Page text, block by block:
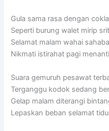
Gula sama rasa dengan
Seperti burung walet mirip
Selamat malam wahai
Nikmati istirahat pagi menanti
Suara gemuruh pesawat
Terganggu kodok sedang
Gelap malam diterangi
Lepaskan beban selamat